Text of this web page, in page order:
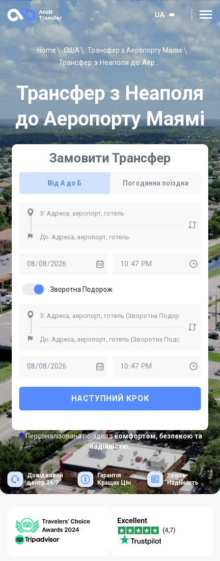
UA
Home США Трансфер з Аеропорту Маямі
Трансфер з Неаполя до Аеропорту Маямі
Трансфер з Неаполя
до Аеропорту Маямі
Замовити Трансфер
Від А до Б Погодинна поїздка
Зворотна Подорож
НАСТУПНИЙ КРОК
Персоналізована поїздка зкомфортом, безпекою та
надійністю.
Довідковий
центр 24/7
Гарантія
Кращих Цін
Якість-
Надійність